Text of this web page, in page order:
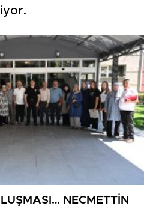
NECMETTİN